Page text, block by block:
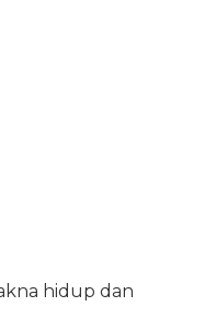
hidup dan